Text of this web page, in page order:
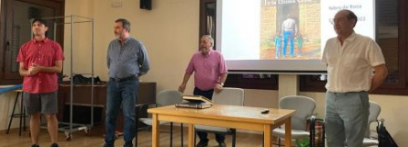
OPINIÓN
GALERÍAS
VÍDEOS
CONTACTAR
FIESTAS EN EL ALTO ARAGÓN